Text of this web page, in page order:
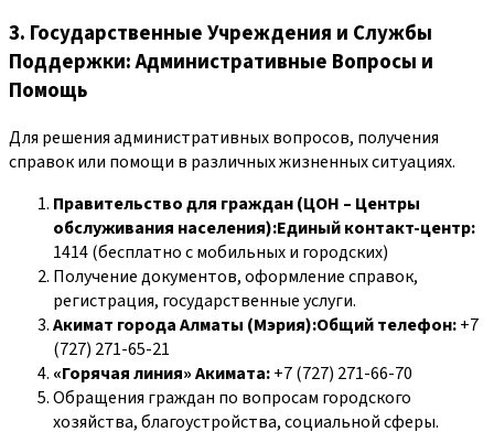
3. Государственные Учреждения и Службы
Поддержки: Административные Вопросы и
Помощь
Для решения административных вопросов, получения
справок или помощи в различных жизненных ситуациях.
Правительство для граждан (ЦОН – Центры
обслуживания населения):Единый контакт-центр:
1414 (бесплатно с мобильных и городских)
Получение документов, оформление справок,
регистрация, государственные услуги.
Акимат города Алматы (Мэрия):Общий телефон:+7
(727) 271-65-21
«Горячая линия» Акимата:+7 (727) 271-66-70
Обращения граждан по вопросам городского
хозяйства, благоустройства, социальной сферы.